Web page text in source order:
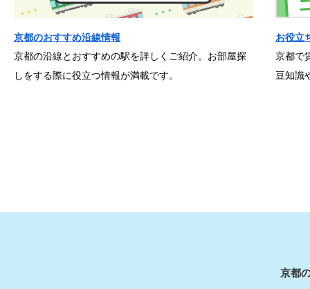
京都のおすすめ沿線情報
京都の沿線とおすすめの駅を詳しくご紹介。お部屋探
しをする際に役立つ情報が満載です。
お役立
京都で
豆知識
京都